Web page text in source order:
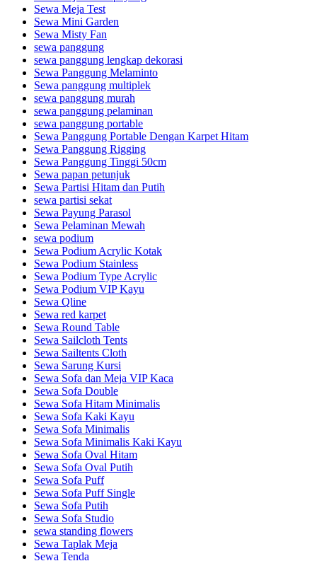
Sewa Meja Test
Sewa Mini Garden
Sewa Misty Fan
sewa panggung
sewa panggung lengkap dekorasi
Sewa Panggung Melaminto
Sewa panggung multiplek
sewa panggung murah
sewa panggung pelaminan
sewa panggung portable
Sewa Panggung Portable Dengan Karpet Hitam
Sewa Panggung Rigging
Sewa Panggung Tinggi 50cm
Sewa papan petunjuk
Sewa Partisi Hitam dan Putih
sewa partisi sekat
Sewa Payung Parasol
Sewa Pelaminan Mewah
sewa podium
Sewa Podium Acrylic Kotak
Sewa Podium Stainless
Sewa Podium Type Acrylic
Sewa Podium VIP Kayu
Sewa Qline
Sewa red karpet
Sewa Round Table
Sewa Sailcloth Tents
Sewa Sailtents Cloth
Sewa Sarung Kursi
Sewa Sofa dan Meja VIP Kaca
Sewa Sofa Double
Sewa Sofa Hitam Minimalis
Sewa Sofa Kaki Kayu
Sewa Sofa Minimalis
Sewa Sofa Minimalis Kaki Kayu
Sewa Sofa Oval Hitam
Sewa Sofa Oval Putih
Sewa Sofa Puff
Sewa Sofa Puff Single
Sewa Sofa Putih
Sewa Sofa Studio
sewa standing flowers
Sewa Taplak Meja
Sewa Tenda